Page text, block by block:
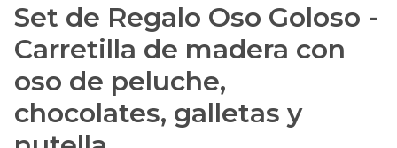
galletas y nutella
Set de Regalo Oso Goloso -
Carretilla de madera con
oso de peluche,
chocolates, galletas y